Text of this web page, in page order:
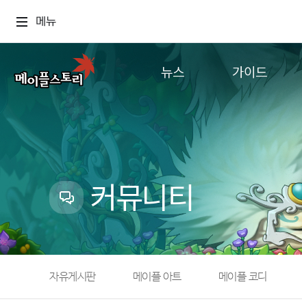
메뉴
뉴스
업데이트
이벤트
캐시샵 공지
메이플 알림판
with maple
가이드
추가정보
커뮤니티
자유게시판 메이플 아트 메이플 코디